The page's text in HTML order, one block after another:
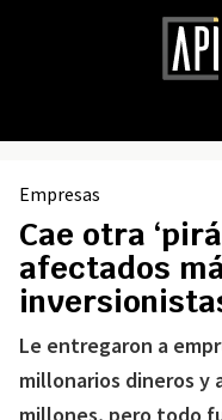
Empresas
Cae otra
afectados
Le entregaron a
millonarios dineros y